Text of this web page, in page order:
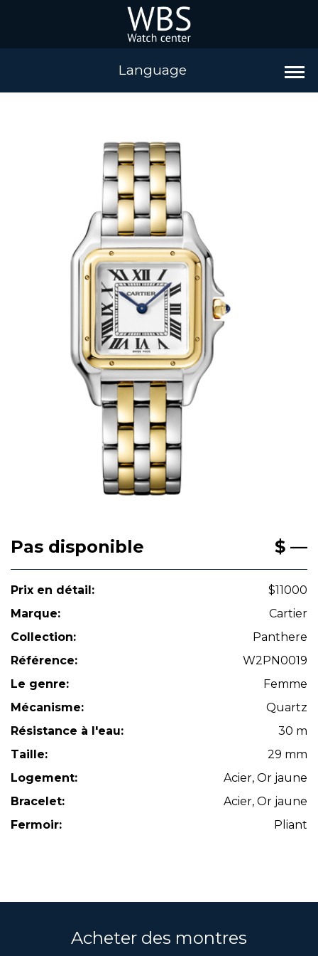
Language
Pas disponible $ —
Prix en détail:
$11000
Marque:
Cartier
Collection:
Panthere
Référence:
W2PN0019
Le genre:
Femme
Mécanisme:
Quartz
Résistance à l'eau:
30 m
Taille:
29 mm
Logement:
Acier, Or jaune
Bracelet:
Acier, Or jaune
Fermoir:
Pliant
Acheter des montres